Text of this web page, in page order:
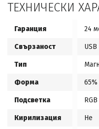
ТЕХНИЧЕСКИ
Гаранция 24
Свързаност USB
Тип
Форма 65%
Подсветка RGB
Кирилизация Не